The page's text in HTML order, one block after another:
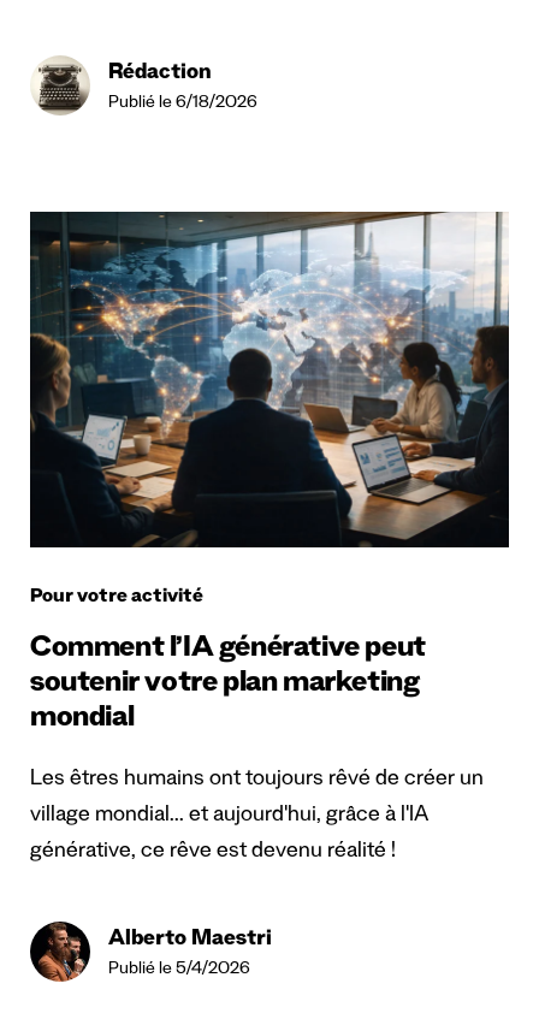
Rédaction
Publié le 6/18/2026
Pour votre activité
Comment l’IA générative peut
soutenir votre plan marketing
mondial
Les êtres humains ont toujours rêvé de créer un
village mondial... et aujourd'hui, grâce à l'IA
générative, ce rêve est devenu réalité !
Alberto Maestri
Publié le 5/4/2026